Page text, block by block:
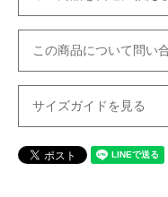
この商品について問い
サイズガイドを見る